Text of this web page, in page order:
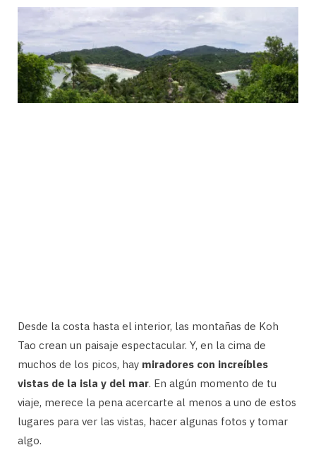
Desde la costa hasta el interior, las montañas de Koh
Tao crean un paisaje espectacular. Y, en la cima de
muchos de los picos, hay miradores con increíbles
vistas de la isla y del mar. En algún momento de tu
viaje, merece la pena acercarte al menos a uno de estos
lugares para ver las vistas, hacer algunas fotos y tomar
algo.